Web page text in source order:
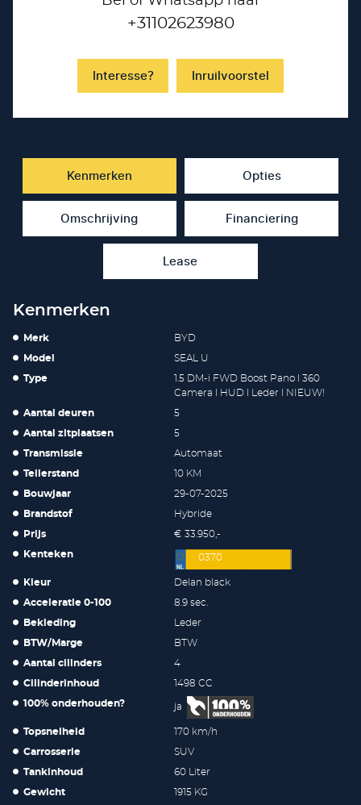
+31102623980
Interesse? Inruilvoorstel
Kenmerken Opties
Omschrijving Financiering
Lease
Kenmerken
Merk BYD
Model SEAL U
Type
1.5 DM-i FWD Boost Pano l 360
Camera l HUD l Leder l NIEUW!
Aantal deuren 5
Aantal zitplaatsen 5
Transmissie Automaat
Tellerstand 10 KM
Bouwjaar 29-07-2025
Brandstof Hybride
Prijs € 33.950,-
Kenteken 0370
Kleur Delan black
Acceleratie 0-100 8.9 sec.
Bekleding Leder
BTW/Marge BTW
Aantal cilinders 4
Cilinderinhoud 1498 CC
100% onderhouden? ja
Topsnelheid 170 km/h
Carrosserie SUV
Tankinhoud 60 Liter
Gewicht 1915 KG